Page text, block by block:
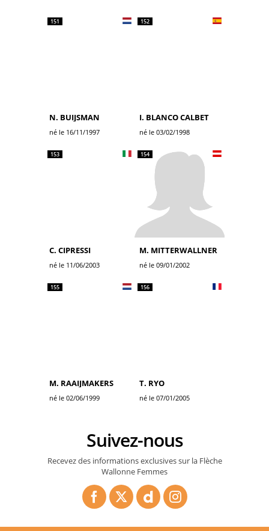
151
N. BUIJSMAN
né le 16/11/1997
152
I. BLANCO CALBET
né le 03/02/1998
153
C. CIPRESSI
né le 11/06/2003
154
M. MITTERWALLNER
né le 09/01/2002
155
M. RAAIJMAKERS
né le 02/06/1999
156
T. RYO
né le 07/01/2005
Suivez-nous
Recevez des informations exclusives sur la Flèche
Wallonne Femmes